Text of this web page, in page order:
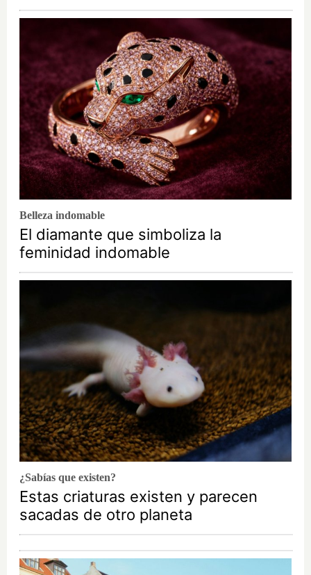
Belleza indomable
El diamante que simboliza la
feminidad indomable
¿Sabías que existen?
Estas criaturas existen y parecen
sacadas de otro planeta